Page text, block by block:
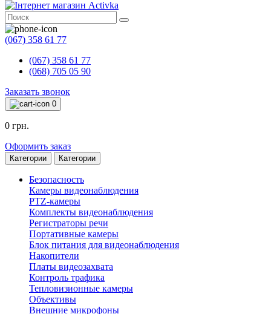
(067) 358 61 77
(067) 358 61 77
(068) 705 05 90
Заказать звонок
0
0 грн.
Оформить заказ
Категории Категории
Безопасность
Камеры видеонаблюдения
PTZ-камеры
Комплекты видеонаблюдения
Регистраторы речи
Портативные камеры
Блок питания для видеонаблюдения
Накопители
Платы видеозахвата
Контроль трафика
Тепловизионные камеры
Объективы
Внешние микрофоны